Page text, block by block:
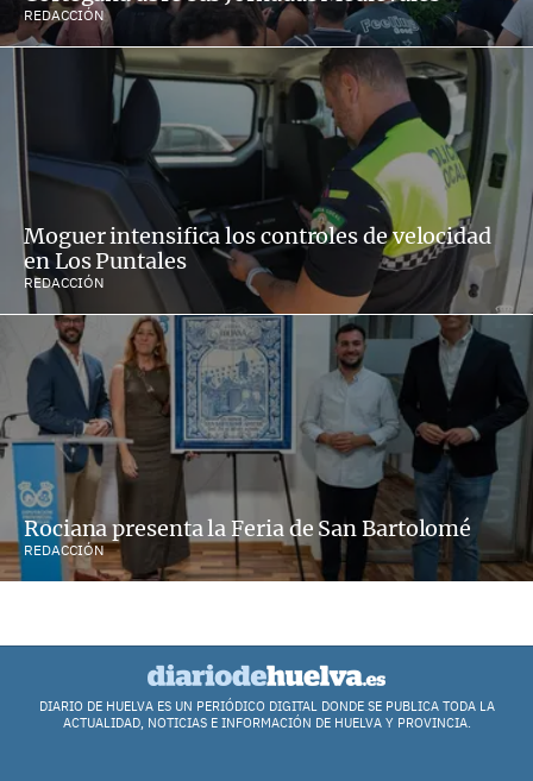
REDACCIÓN
Moguer intensifica los controles de velocidad
en Los Puntales
REDACCIÓN
Rociana presenta la Feria de San Bartolomé
REDACCIÓN
DIARIO DE HUELVA ES UN PERIÓDICO DIGITAL DONDE SE PUBLICA TODA LA
ACTUALIDAD, NOTICIAS E INFORMACIÓN DE HUELVA Y PROVINCIA.